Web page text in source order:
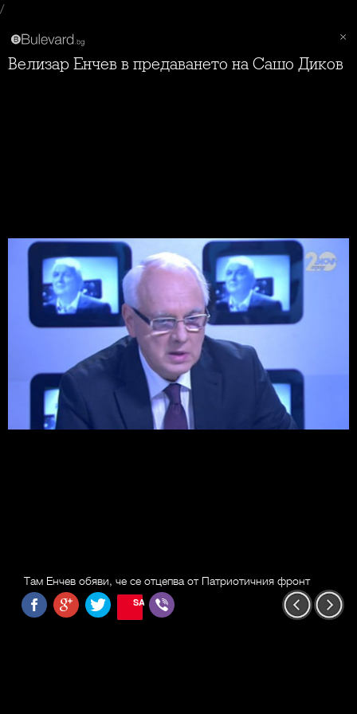
/
Велизар Енчев в предаването на Сашо Диков
Там Енчев обяви, че се отцепва от Патриотичния фронт
SAVE